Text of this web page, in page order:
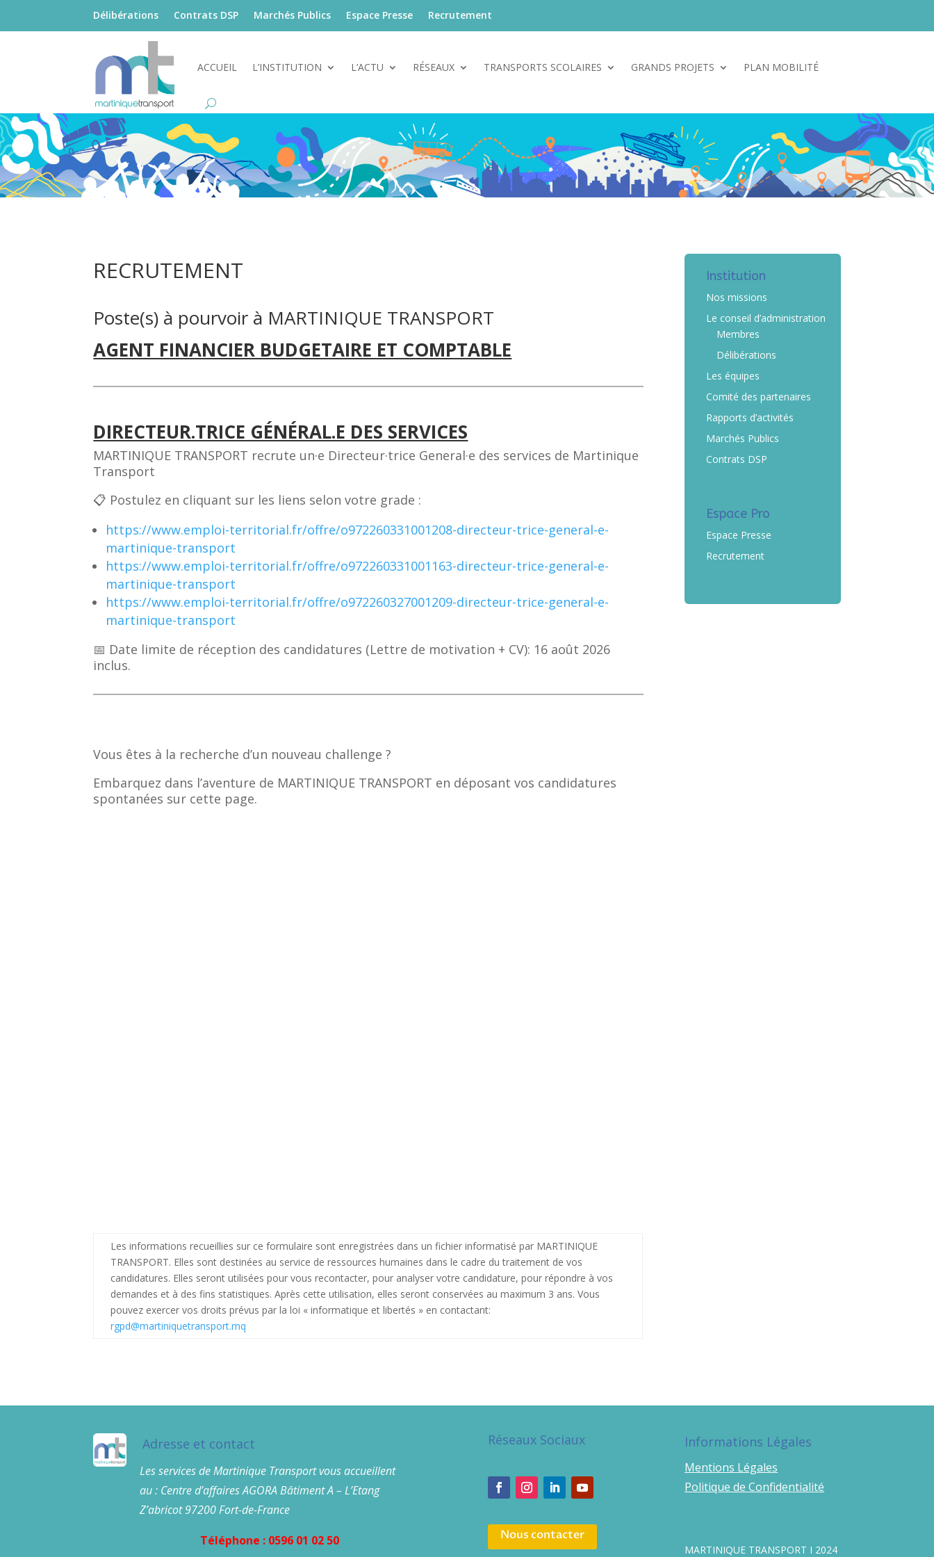
Poser ma question
Délibérations Contrats DSP Marchés Publics Espace Presse Recrutement
ACCUEIL L’INSTITUTION L’ACTU RÉSEAUX TRANSPORTS SCOLAIRES GRANDS PROJETS PLAN MOBILITÉ
RECRUTEMENT
Poste(s) à pourvoir à MARTINIQUE TRANSPORT
AGENT FINANCIER BUDGETAIRE ET COMPTABLE
DIRECTEUR.TRICE GÉNÉRAL.E DES SERVICES
MARTINIQUE TRANSPORT recrute un·e Directeur·trice General·e des services de Martinique
Transport
📋 Postulez en cliquant sur les liens selon votre grade :
https://www.emploi-territorial.fr/offre/o972260331001208-directeur-trice-general-e-
martinique-transport
https://www.emploi-territorial.fr/offre/o972260331001163-directeur-trice-general-e-
martinique-transport
https://www.emploi-territorial.fr/offre/o972260327001209-directeur-trice-general-e-
martinique-transport
📅 Date limite de réception des candidatures (Lettre de motivation + CV): 16 août 2026
inclus.
Vous êtes à la recherche d’un nouveau challenge ?
Embarquez dans l’aventure de MARTINIQUE TRANSPORT en déposant vos candidatures
spontanées sur cette page.
Les informations recueillies sur ce formulaire sont enregistrées dans un fichier informatisé par MARTINIQUE
TRANSPORT. Elles sont destinées au service de ressources humaines dans le cadre du traitement de vos
candidatures. Elles seront utilisées pour vous recontacter, pour analyser votre candidature, pour répondre à vos
demandes et à des fins statistiques. Après cette utilisation, elles seront conservées au maximum 3 ans. Vous
pouvez exercer vos droits prévus par la loi « informatique et libertés » en contactant:
rgpd@martiniquetransport.mq
Institution
Nos missions
Le conseil d’administration
Membres
Délibérations
Les équipes
Comité des partenaires
Rapports d’activités
Marchés Publics
Contrats DSP
Espace Pro
Espace Presse
Recrutement
Adresse et contact
Les services de Martinique Transport vous accueillent
au : Centre d’affaires AGORA Bâtiment A – L’Etang
Z’abricot 97200 Fort-de-France
Téléphone : 0596 01 02 50
Réseaux Sociaux
Nous contacter
Informations Légales
Mentions Légales
Politique de Confidentialité
MARTINIQUE TRANSPORT I 2024